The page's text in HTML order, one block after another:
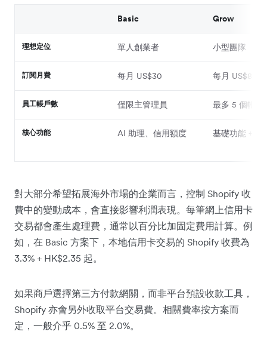
Basic Grow
理想定位 單人創業者 小型團隊
訂閱月費 每月 US$30 每月 US$83
員工帳戶數 僅限主管理員 最多 5 個帳戶
核心功能 AI 助理、信用額度 基礎功能 + 離
對大部分希望拓展海外市場的企業而言，控制 Shopify 收
費中的變動成本，會直接影響利潤表現。每筆網上信用卡
交易都會產生處理費，通常以百分比加固定費用計算。例
如，在 Basic 方案下，本地信用卡交易的 Shopify 收費為
3.3% + HK$2.35 起。
如果商戶選擇第三方付款網關，而非平台預設收款工具，
Shopify 亦會另外收取平台交易費。相關費率按方案而
定，一般介乎 0.5% 至 2.0%。